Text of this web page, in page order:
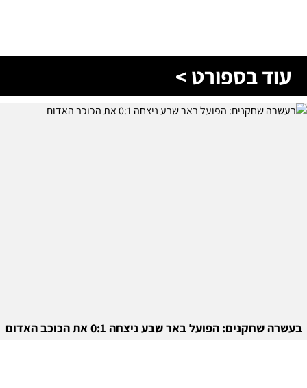
עוד בספורט >
בעשרה שחקנים: הפועל באר שבע ניצחה 0:1 את הכוכב האדום